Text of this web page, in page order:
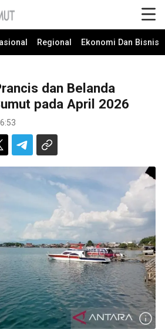
Regional Ekonomi Dan Bisnis
dan Belanda
pada April 2026